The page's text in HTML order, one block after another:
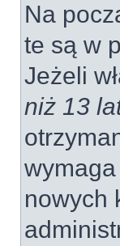
Na
te są w
Jeżeli
niż 13
nowych